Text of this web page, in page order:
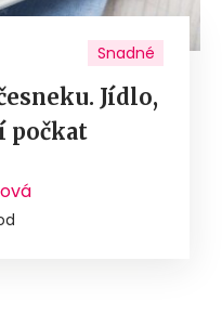
Snadné
Jídlo,
počkat